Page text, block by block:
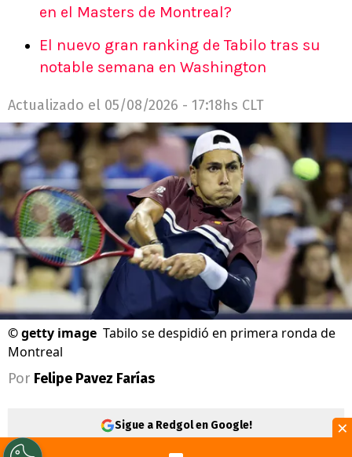
en el Masters de Montreal?
El nuevo gran ranking de Tabilo tras su
notable semana en Washington
Actualizado el 05/08/2026 - 17:18hs CLT
©getty image Tabilo se despidió en primera ronda de
Montreal
Por Felipe Pavez Farías
Sigue a Redgol en Google! ×